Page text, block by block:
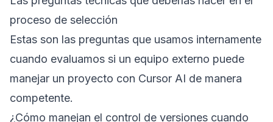
proceso de selección
Estas son las preguntas que usamos internamente
cuando evaluamos si un equipo externo puede
manejar un proyecto con Cursor AI de manera
competente.
¿Cómo manejan el control de versiones cuando